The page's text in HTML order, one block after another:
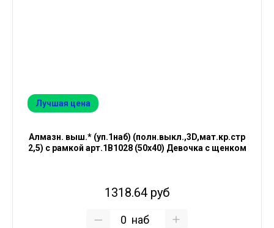
Лучшая цена
Алмазн. выш.* (уп.1наб) (полн.выкл.,3D,мат.кр.стр
2,5) с рамкой арт.1В1028 (50х40) Девочка с щенком
1318.64 руб
наб